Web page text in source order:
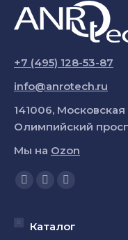
+7 (495) 128-53-87
info@anrotech.ru
141006,
Олимпийский
Мы на Ozon
Ищите нас:
Страница
открывается
Страница
открывается
Страница
Каталог